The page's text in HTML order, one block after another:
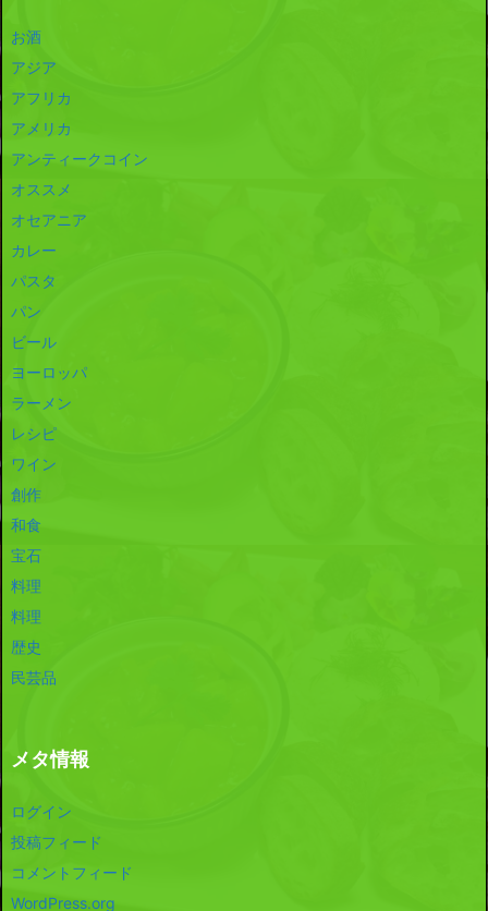
お酒
アジア
アフリカ
アメリカ
アンティークコイン
オススメ
オセアニア
カレー
パスタ
パン
ビール
ヨーロッパ
ラーメン
レシピ
ワイン
創作
和食
宝石
料理
料理
歴史
民芸品
メタ情報
ログイン
投稿フィード
コメントフィード
WordPress.org